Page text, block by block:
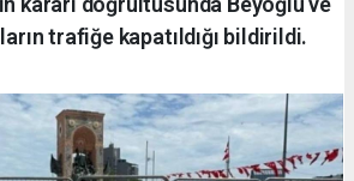
trafiğe kapatıldığı bildirildi.